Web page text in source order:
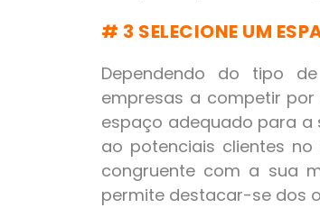
# 3 SELECIONE UM
Dependendo do tipo
empresas a competir
espaço adequado para a
ao potenciais clientes
congruente com a sua
permite destacar-se dos